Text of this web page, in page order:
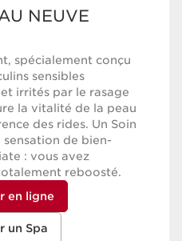
NEUVE
spécialement conçu
sensibles
irrités par le rasage
la vitalité de la peau
des rides. Un Soin
de bien-
: vous avez
reboosté.
en ligne
un Spa